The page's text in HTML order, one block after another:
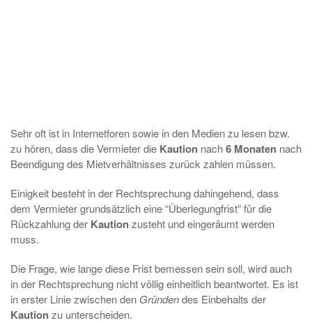
Sehr oft ist in Internetforen sowie in den Medien zu lesen bzw.
zu hören, dass die Vermieter die Kaution nach6 Monaten nach
Beendigung des Mietverhältnisses zurück zahlen müssen.
Einigkeit besteht in der Rechtsprechung dahingehend, dass
dem Vermieter grundsätzlich eine “Überlegungfrist” für die
Rückzahlung der Kautionzusteht und eingeräumt werden
muss.
Die Frage, wie lange diese Frist bemessen sein soll, wird auch
in der Rechtsprechung nicht völlig einheitlich beantwortet. Es ist
in erster Linie zwischen den Gründendes Einbehalts der
Kautionzu unterscheiden.